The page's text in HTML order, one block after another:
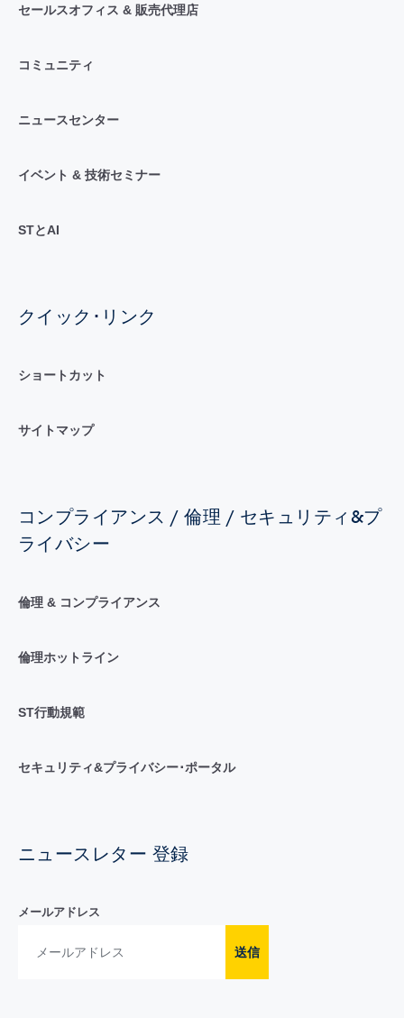
セールスオフィス & 販売代理店
コミュニティ
ニュースセンター
イベント & 技術セミナー
STとAI
クイック･リンク
ショートカット
サイトマップ
コンプライアンス / 倫理 / セキュリティ&プ
ライバシー
倫理 & コンプライアンス
倫理ホットライン
ST行動規範
セキュリティ&プライバシー･ポータル
ニュースレター 登録
メールアドレス
送信